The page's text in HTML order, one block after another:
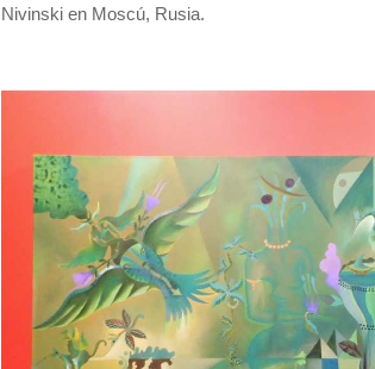
Nivinski en Moscú, Rusia.